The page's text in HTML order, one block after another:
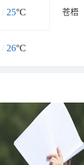
/ 25°C 苍梧
/ 26°C